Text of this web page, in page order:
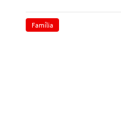
Família